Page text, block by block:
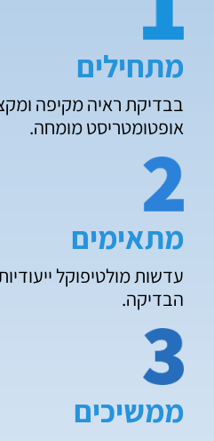
מתחילים
בבדיקת ראיה מקיפה
אופטומטריסט מומחה.
מתאימים
עדשות מולטיפוקל
הבדיקה.
ממשיכים